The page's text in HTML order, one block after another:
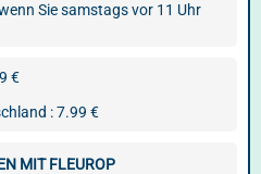
Sie samstags vor 11 Uhr
€
: 7.99 €
MIT FLEUROP